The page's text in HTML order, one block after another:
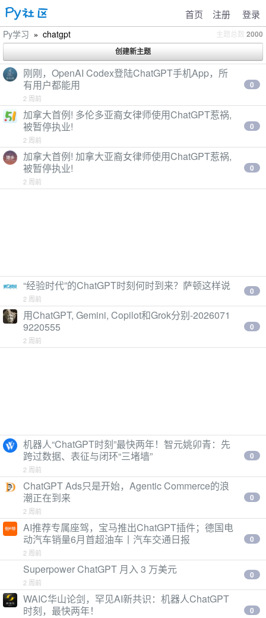
首页 注册 登录
主题总数 2000
Py学习 » chatgpt
刚刚，OpenAI Codex登陆ChatGPT手机App，所
有用户都能用
2 周前
0
加拿大首例! 多伦多亚裔女律师使用ChatGPT惹祸,
被暂停执业!
2 周前
0
加拿大首例! 加拿大亚裔女律师使用ChatGPT惹祸,
被暂停执业!
2 周前
0
“经验时代”的ChatGPT时刻何时到来？萨顿这样说
2 周前
0
用ChatGPT, Gemini, Copilot和Grok分别-2026071
9220555
2 周前
0
机器人“ChatGPT时刻”最快两年！智元姚卯青：先
跨过数据、表征与闭环“三堵墙”
2 周前
0
ChatGPT Ads只是开始，Agentic Commerce的浪
潮正在到来
2 周前
0
AI推荐专属座驾，宝马推出ChatGPT插件；德国电
动汽车销量6月首超油车丨汽车交通日报
2 周前
0
Superpower ChatGPT 月入 3 万美元
2 周前
0
WAIC华山论剑，罕见AI新共识：机器人ChatGPT
时刻，最快两年！
0